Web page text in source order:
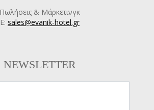
Πωλήσεις & Μάρκετινγκ
E: sales@evanik-hotel.gr
NEWSLETTER